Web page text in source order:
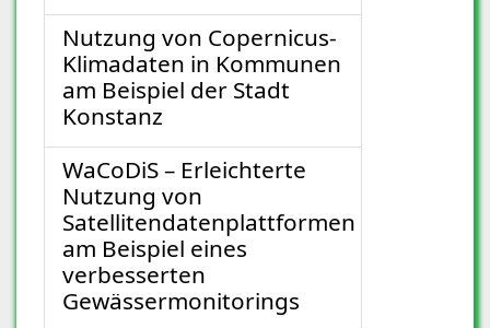
Nutzung von Copernicus-
Klimadaten in Kommunen
am Beispiel der Stadt
Konstanz
WaCoDiS – Erleichterte
Nutzung von
Satellitendatenplattformen
am Beispiel eines
verbesserten
Gewässermonitorings